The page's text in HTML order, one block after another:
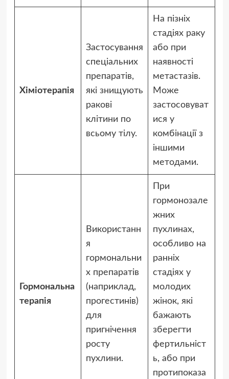
Хіміотерапія
Застосування
спеціальних
препаратів,
які знищують
ракові
клітини по
всьому тілу.
На пізніх
стадіях раку
або при
наявності
метастазів.
Може
застосовуват
ися у
комбінації з
іншими
методами.
Гормональна
терапія
Використанн
я
гормональни
х препаратів
(наприклад,
прогестинів)
для
пригнічення
росту
пухлини.
При
гормонозале
жних
пухлинах,
особливо на
ранніх
стадіях у
молодих
жінок, які
бажають
зберегти
фертильніст
ь, або при
протипоказа